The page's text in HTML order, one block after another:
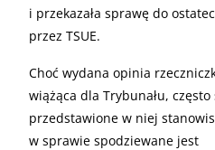
i przekazała sprawę do
przez TSUE.
Choć wydana opinia
wiążąca dla Trybunału,
przedstawione w niej
w sprawie spodziewane jest